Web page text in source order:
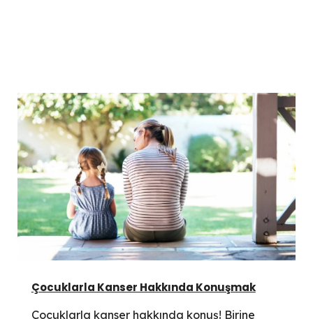
Çocuklarla Kanser Hakkında Konuşmak
Çocuklarla kanser hakkında konuş! Birine